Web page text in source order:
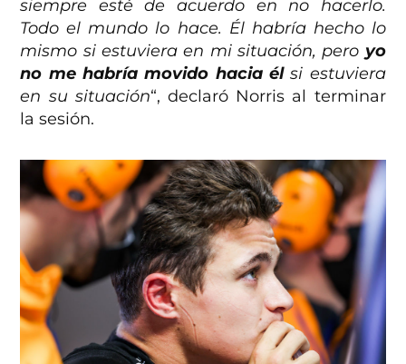
siempre esté de acuerdo en no hacerlo.
Todo el mundo lo hace. Él habría hecho lo
mismo si estuviera en mi situación, pero yo
no me habría movido hacia élsi estuviera
en su situación“, declaró Norris al terminar
la sesión.